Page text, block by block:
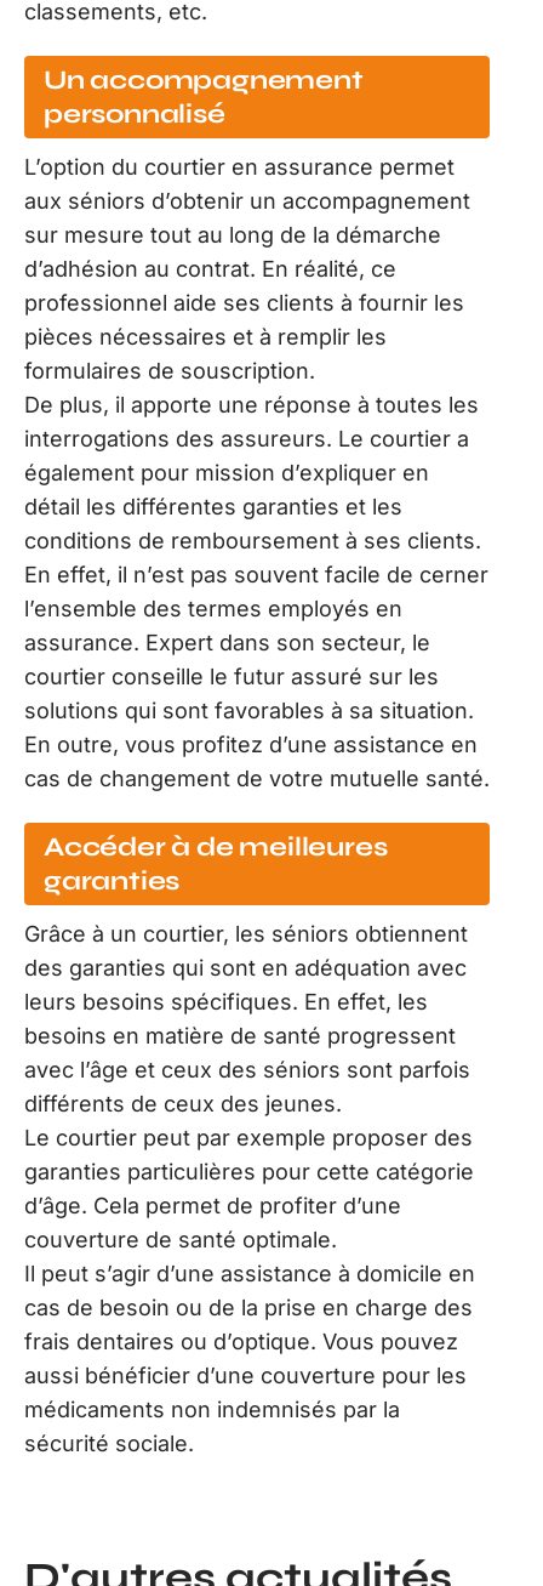
classements, etc.
Un accompagnement
personnalisé
L’option du courtier en assurance permet
aux séniors d’obtenir un accompagnement
sur mesure tout au long de la démarche
d’adhésion au contrat. En réalité, ce
professionnel aide ses clients à fournir les
pièces nécessaires et à remplir les
formulaires de souscription.
De plus, il apporte une réponse à toutes les
interrogations des assureurs. Le courtier a
également pour mission d’expliquer en
détail les différentes garanties et les
conditions de remboursement à ses clients.
En effet, il n’est pas souvent facile de cerner
l’ensemble des termes employés en
assurance. Expert dans son secteur, le
courtier conseille le futur assuré sur les
solutions qui sont favorables à sa situation.
En outre, vous profitez d’une assistance en
cas de changement de votre mutuelle santé.
Accéder à de meilleures
garanties
Grâce à un courtier, les séniors obtiennent
des garanties qui sont en adéquation avec
leurs besoins spécifiques. En effet, les
besoins en matière de santé progressent
avec l’âge et ceux des séniors sont parfois
différents de ceux des jeunes.
Le courtier peut par exemple proposer des
garanties particulières pour cette catégorie
d’âge. Cela permet de profiter d’une
couverture de santé optimale.
Il peut s’agir d’une assistance à domicile en
cas de besoin ou de la prise en charge des
frais dentaires ou d’optique. Vous pouvez
aussi bénéficier d’une couverture pour les
médicaments non indemnisés par la
sécurité sociale.